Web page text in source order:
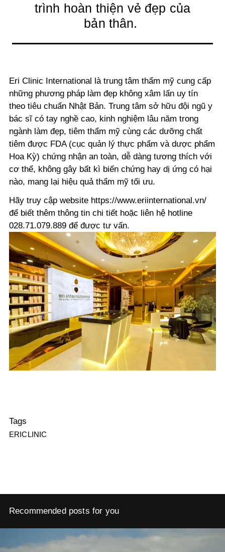
trình hoàn thiện vẻ đẹp của
bản thân.
Eri Clinic International là trung tâm thẩm mỹ cung cấp
những phương pháp làm đẹp không xâm lấn uy tín
theo tiêu chuẩn Nhật Bản. Trung tâm sở hữu đội ngũ y
bác sĩ có tay nghề cao, kinh nghiệm lâu năm trong
ngành làm đẹp, tiêm thẩm mỹ cùng các dưỡng chất
tiêm được FDA (cục quản lý thực phẩm và dược phẩm
Hoa Kỳ) chứng nhận an toàn, dễ dàng tương thích với
cơ thể, không gây bất kì biến chứng hay dị ứng có hại
nào, mang lại hiệu quả thẩm mỹ tối ưu.
Hãy truy cập website https://www.eriinternational.vn/
để biết thêm thông tin chi tiết hoặc liên hệ hotline
028.71.079.889 để được tư vấn.
Tags
ERICLINIC
Recommended posts for you